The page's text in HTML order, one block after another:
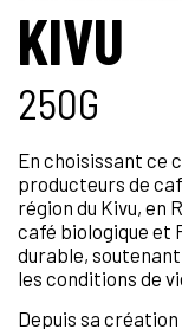
KIVU
250G
En choisissant ce
producteurs de
région du Kivu, en
café biologique et
durable,
les conditions de
Depuis sa création